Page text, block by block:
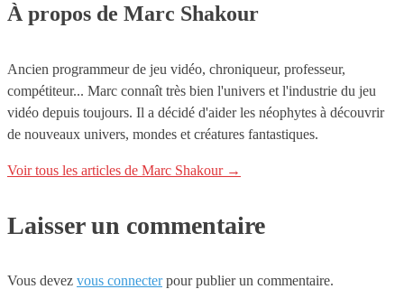
À propos de Marc Shakour
Ancien programmeur de jeu vidéo, chroniqueur, professeur,
compétiteur... Marc connaît très bien l'univers et l'industrie du jeu
vidéo depuis toujours. Il a décidé d'aider les néophytes à découvrir
de nouveaux univers, mondes et créatures fantastiques.
Voir tous les articles de Marc Shakour →
Laisser un commentaire
Vous devez vous connecterpour publier un commentaire.